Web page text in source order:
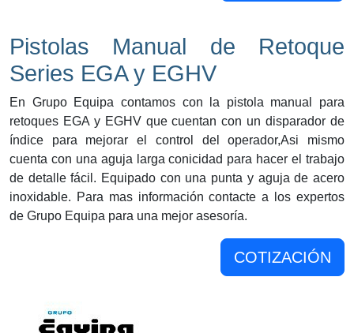
Pistolas Manual de Retoque
Series EGA y EGHV
En Grupo Equipa contamos con la pistola manual para
retoques EGA y EGHV que cuentan con un disparador de
índice para mejorar el control del operador,Asi mismo
cuenta con una aguja larga conicidad para hacer el trabajo
de detalle fácil. Equipado con una punta y aguja de acero
inoxidable. Para mas información contacte a los expertos
de Grupo Equipa para una mejor asesoría.
COTIZACIÓN